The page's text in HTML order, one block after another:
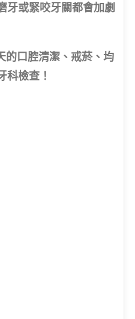
牙或緊咬牙關都會加劇
的口腔清潔、戒菸、均
科檢查！